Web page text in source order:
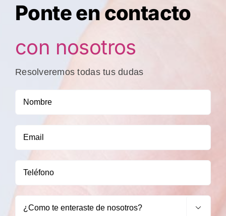
Ponte en contacto
con nosotros
Resolveremos todas tus dudas
